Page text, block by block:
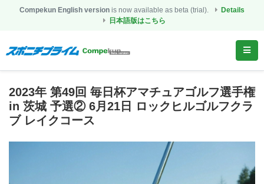
Compekun English version is now available as beta (trial).
Details
日本語版はこちら
2023年 第49回 毎日杯アマチュアゴルフ選手権
in 茨城 予選② 6月21日 ロックヒルゴルフクラ
ブ レイクコース